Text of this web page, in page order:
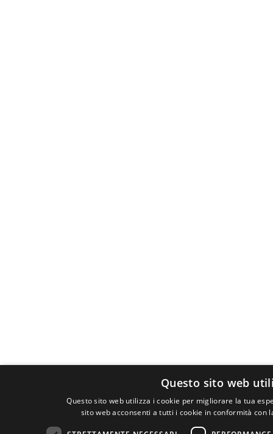
Questo sito web
Questo sito web utilizza i cookie per migliorare la tua
sito web acconsenti a tutti i cookie in conformità con